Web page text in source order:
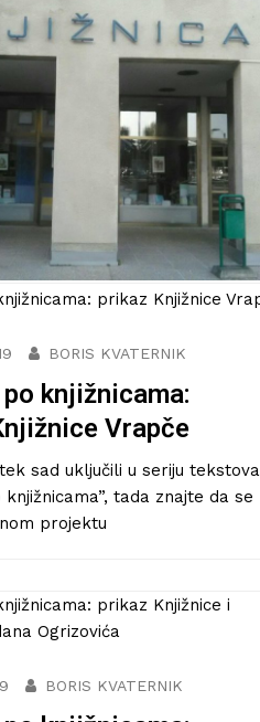
u digitalni arhiv
okultne knjižnice na
Kurziv.net jest dijeljenje. U ovom
kutku tako nastojim s
svoje misli i dojmove, ali
BORIS KVATERNIK
Knjižnica Staglišće